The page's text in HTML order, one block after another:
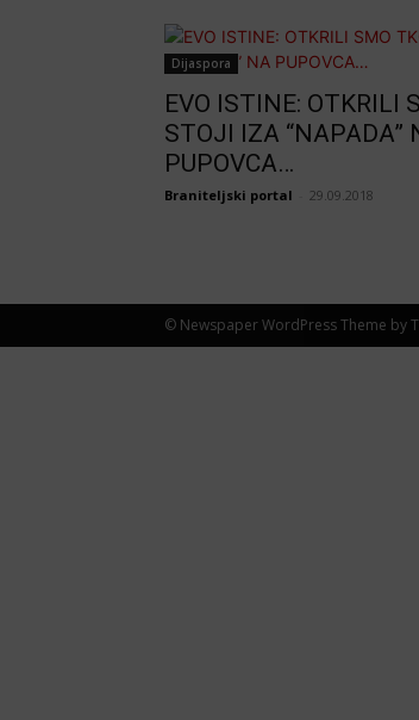
Dijaspora
EVO ISTINE: OTKRILI
STOJI IZA “NAPADA”
PUPOVCA…
Braniteljski portal 29.09.2018
© Newspaper WordPress Theme by